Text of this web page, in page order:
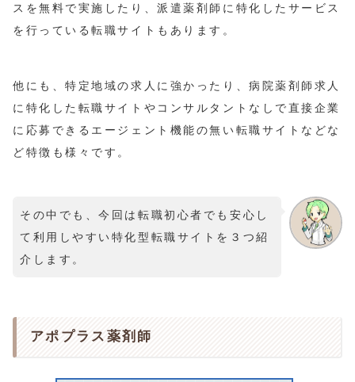
スを無料で実施したり、派遣薬剤師に特化したサービス
を行っている転職サイトもあります。
他にも、特定地域の求人に強かったり、病院薬剤師求人
に特化した転職サイトやコンサルタントなしで直接企業
に応募できるエージェント機能の無い転職サイトなどな
ど特徴も様々です。
その中でも、今回は転職初心者でも安心し
て利用しやすい特化型転職サイトを３つ紹
介します。
アポプラス薬剤師